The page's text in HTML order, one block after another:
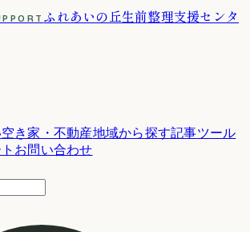
ふれあいの丘生前整理支援センタ
空き家・不動産地域から探す記事ツール
お問い合わせ